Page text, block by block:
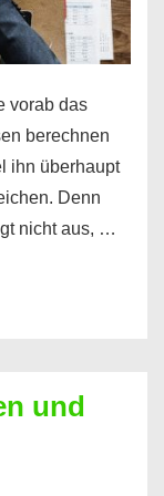
vorab das
berechnen
ihn überhaupt
Denn
nicht aus, …
und